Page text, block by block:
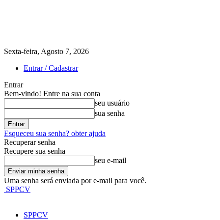
Sexta-feira, Agosto 7, 2026
Entrar / Cadastrar
Entrar
Bem-vindo! Entre na sua conta
seu usuário
sua senha
Esqueceu sua senha? obter ajuda
Recuperar senha
Recupere sua senha
seu e-mail
Uma senha será enviada por e-mail para você.
SPPCV
SPPCV